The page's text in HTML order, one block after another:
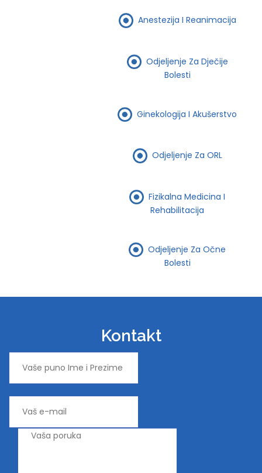
Anestezija I Reanimacija
Odjeljenje Za Dječije
Bolesti
Ginekologija I Akušerstvo
Odjeljenje Za ORL
Fizikalna Medicina I
Rehabilitacija
Odjeljenje Za Očne
Bolesti
Kontakt